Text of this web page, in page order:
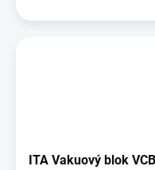
ITA Vakuový blok